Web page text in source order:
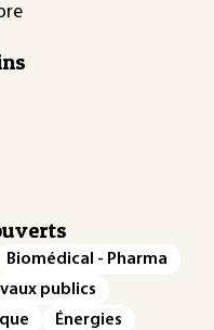
Biomédical - Pharma
publics
Énergies